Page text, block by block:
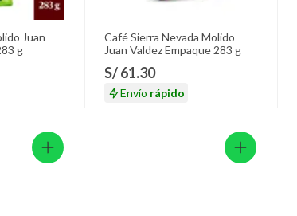
Juan
g
Café Sierra Nevada Molido
Juan Valdez Empaque 283 g
S/ 61.30
Envío rápido